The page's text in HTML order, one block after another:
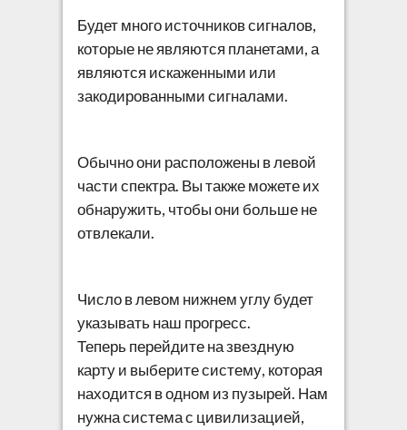
Будет много источников сигналов,
которые не являются планетами, а
являются искаженными или
закодированными сигналами.
Обычно они расположены в левой
части спектра. Вы также можете их
обнаружить, чтобы они больше не
отвлекали.
Число в левом нижнем углу будет
указывать наш прогресс.
Теперь перейдите на звездную
карту и выберите систему, которая
находится в одном из пузырей. Нам
нужна система с цивилизацией,